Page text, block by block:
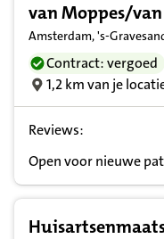
van Moppes/
Amsterdam, 's-
Contract: vergoed
1,2 km van je
Reviews:
Open voor nieuwe